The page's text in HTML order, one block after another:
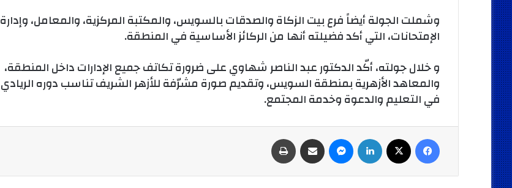
وشملت الجولة أيضاً فرع بيت الزكاة والصدقات بالسويس، والمكتبة المركزية، والمعامل، وإدارة
الإمتحانات، التي أكد فضيلته أنها من الركائز الأساسية في المنطقة.
و خلال جولته، أكّد الدكتور عبد الناصر شهاوي على ضرورة تكاتف جميع الإدارات داخل المنطقة،
والمعاهد الأزهرية بمنطقة السويس، وتقديم صورة مشرّفة للأزهر الشريف تناسب دوره الريادي
في التعليم والدعوة وخدمة المجتمع.
فيسبوك لينكدإن ماسنجر مشاركة عبر البريد